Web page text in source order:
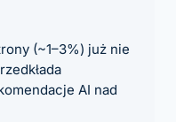
(~1–3%) już nie
AI nad